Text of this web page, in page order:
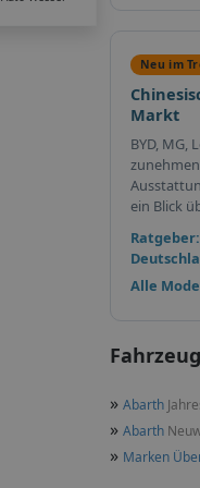
Neu im
Markt
BYD, MG,
ein Blick
Alle
» Abarth
» Abarth
» Marken